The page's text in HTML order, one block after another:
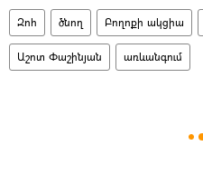
Զոհ ծնող Բողոքի ակցիա
Աշոտ Փաշինյան առևանգում